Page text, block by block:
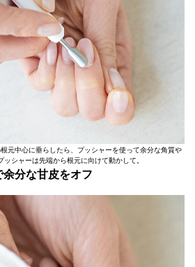
元中心に垂らしたら、プッシャーを使って余分な角質や
ッシャーは先端から根元に向けて動かして。
余分な甘皮をオフ